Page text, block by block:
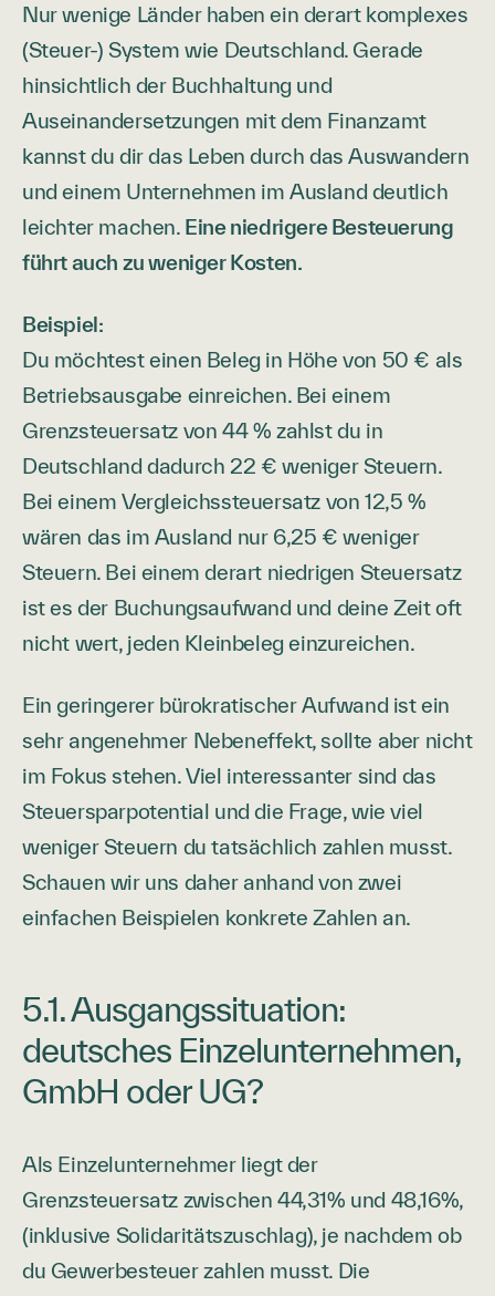
Nur wenige Länder haben ein derart komplexes
(Steuer-) System wie Deutschland. Gerade
hinsichtlich der Buchhaltung und
Auseinandersetzungen mit dem Finanzamt
kannst du dir das Leben durch das Auswandern
und einem Unternehmen im Ausland deutlich
leichter machen. Eine niedrigere Besteuerung
führt auch zu weniger Kosten.
Beispiel:
Du möchtest einen Beleg in Höhe von 50 € als
Betriebsausgabe einreichen. Bei einem
Grenzsteuersatz von 44 % zahlst du in
Deutschland dadurch 22 € weniger Steuern.
Bei einem Vergleichssteuersatz von 12,5 %
wären das im Ausland nur 6,25 € weniger
Steuern. Bei einem derart niedrigen Steuersatz
ist es der Buchungsaufwand und deine Zeit oft
nicht wert, jeden Kleinbeleg einzureichen.
Ein geringerer bürokratischer Aufwand ist ein
sehr angenehmer Nebeneffekt, sollte aber nicht
im Fokus stehen. Viel interessanter sind das
Steuersparpotential und die Frage, wie viel
weniger Steuern du tatsächlich zahlen musst.
Schauen wir uns daher anhand von zwei
einfachen Beispielen konkrete Zahlen an.
5.1. Ausgangssituation:
deutsches Einzelunternehmen,
GmbH oder UG?
Als Einzelunternehmer liegt der
Grenzsteuersatz zwischen 44,31% und 48,16%,
(inklusive Solidaritätszuschlag), je nachdem ob
du Gewerbesteuer zahlen musst. Die